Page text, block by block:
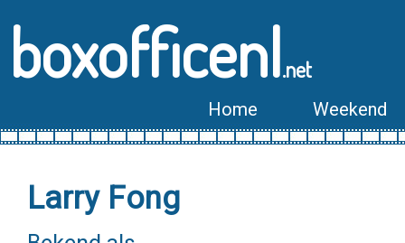
boxofficenl.net
Home Weekend
Larry Fong